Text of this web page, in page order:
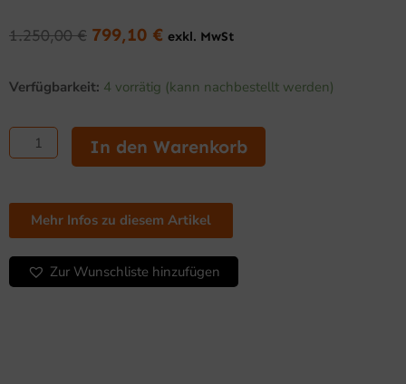
1.250,00€ Ursprünglicher
war:
1.250,00 €
799,10 € Aktueller
ist:
799,10 €.
exkl. MwSt
Verfügbarkeit: 4 vorrätig (kann nachbestellt werden)
Gasgrill
Motor
oben,
Menge
In den Warenkorb
Mehr Infos zu diesem Artikel
Zur Wunschliste hinzufügen